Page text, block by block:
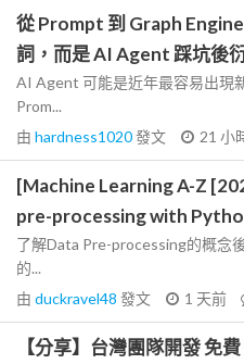
從 Prompt 到 Graph
詞，而是 AI Agent 踩坑後
AI Agent 可能是近年最容易出現
Prom...
由 hardness1020發文 21 小
[Machine Learning A-Z
pre-processing with
了解Data Pre-processing的概念
的...
由 duckravel48 發文 1 天前
【分享】台灣團隊開發 免